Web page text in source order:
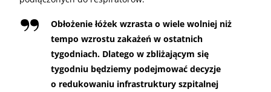
Obłożenie łóżek wzrasta o wiele wolniej niż
tempo wzrostu zakażeń w ostatnich
tygodniach. Dlatego w zbliżającym się
tygodniu będziemy podejmować decyzje
o redukowaniu infrastruktury szpitalnej